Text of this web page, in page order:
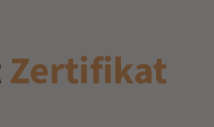
Zertifikat